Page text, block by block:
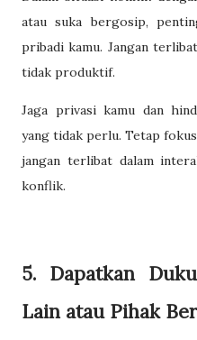
atau suka bergosip,
pribadi kamu. Jangan
tidak produktif.
Jaga privasi kamu dan
yang tidak perlu. Tetap
jangan terlibat dalam
konflik.
5. Dapatkan
Lain atau Pihak